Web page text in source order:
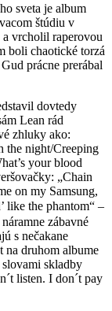
sveta je album
štúdiu v
vrcholil raperovou
boli chaotické torzá
prácne prerábal
dovtedy
Lean rád
zhluky ako:
the night/Creeping
your blood
„Chain
on my Samsung,
like the phantom“ –
zábavné
s nečakane
na druhom albume
skladby
listen. I don´t pay